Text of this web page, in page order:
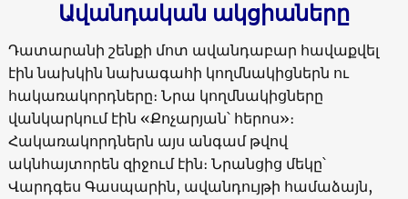
Ավանդական ակցիաները
Դատարանի շենքի մոտ ավանդաբար հավաքվել
էին նախկին նախագահի կողմնակիցներն ու
հակառակորդները։ Նրա կողմնակիցները
վանկարկում էին «Քոչարյան՝ հերոս»։
Հակառակորդներն այս անգամ թվով
ակնհայտորեն զիջում էին։ Նրանցից մեկը՝
Վարդգես Գասպարին, ավանդույթի համաձայն,